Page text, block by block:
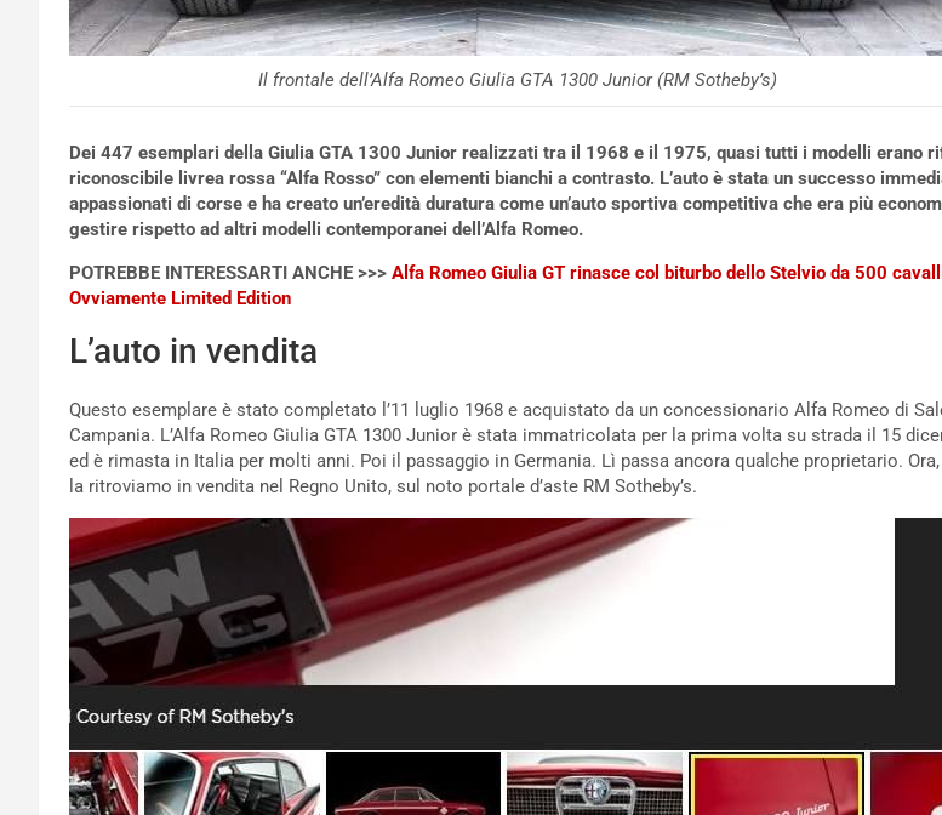
Il frontale dell’Alfa Romeo Giulia GTA 1300 Junior (RM Sotheby’s)
Dei 447 esemplari della Giulia GTA 1300 Junior realizzati tra il 1968 e il 1975, quasi tutti i modelli erano
riconoscibile livrea rossa “Alfa Rosso” con elementi bianchi a contrasto. L’auto è stata un successo
appassionati di corse e ha creato un’eredità duratura come un’auto sportiva competitiva che era più
gestire rispetto ad altri modelli contemporanei dell’Alfa Romeo.
POTREBBE INTERESSARTI ANCHE >>> Alfa Romeo Giulia GT rinasce col biturbo dello Stelvio da 500
Ovviamente Limited Edition
L’auto in vendita
Questo esemplare è stato completato l’11 luglio 1968 e acquistato da un concessionario Alfa Romeo di
Campania. L’Alfa Romeo Giulia GTA 1300 Junior è stata immatricolata per la prima volta su strada il 15
ed è rimasta in Italia per molti anni. Poi il passaggio in Germania. Lì passa ancora qualche proprietario.
la ritroviamo in vendita nel Regno Unito, sul noto portale d’aste RM Sotheby’s.